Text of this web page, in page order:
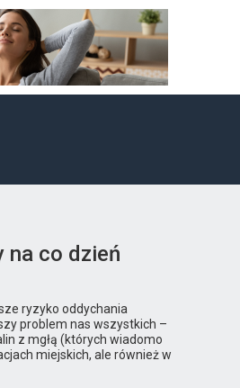
na co dzień
ryzyko oddychania
problem nas wszystkich –
z mgłą (których wiadomo
miejskich, ale również w